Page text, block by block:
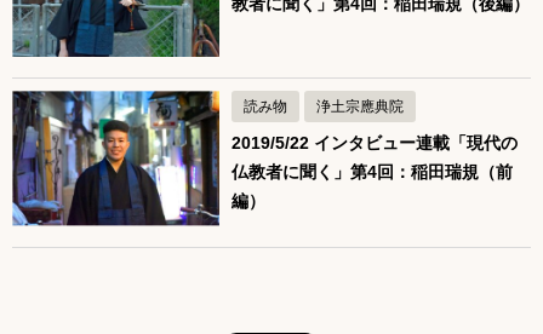
教者に聞く」第4回：稲田瑞規（後編）
読み物 浄土宗應典院
2019/5/22 インタビュー連載「現代の
仏教者に聞く」第4回：稲田瑞規（前
編）